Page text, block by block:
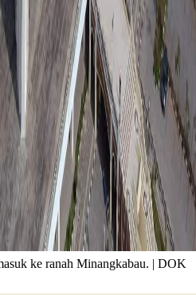
ke ranah Minangkabau. | DOK